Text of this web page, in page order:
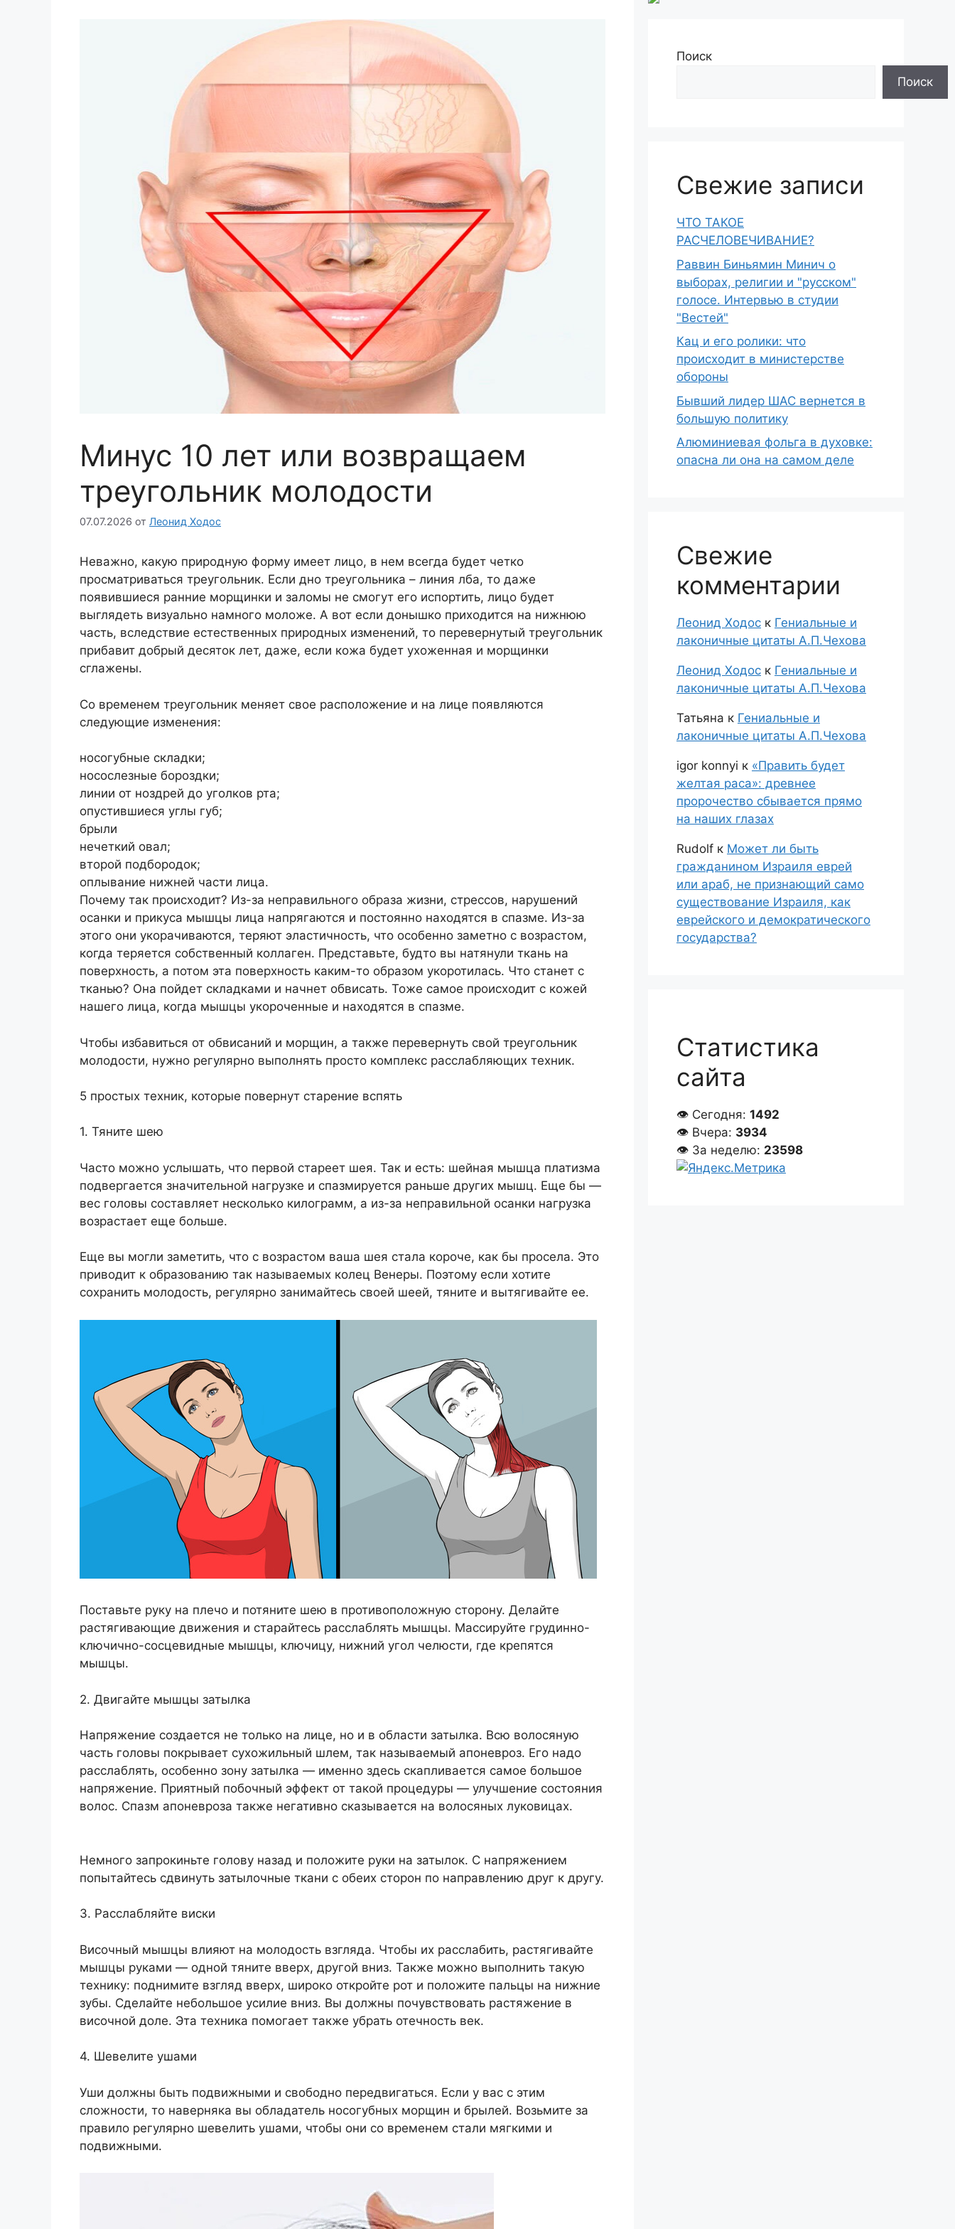
Минус 10 лет или возвращаем
треугольник молодости
07.07.2026 от Леонид Ходос
Неважно, какую природную форму имеет лицо, в нем всегда будет четко
просматриваться треугольник. Если дно треугольника – линия лба, то даже
появившиеся ранние морщинки и заломы не смогут его испортить, лицо будет
выглядеть визуально намного моложе. А вот если донышко приходится на нижнюю
часть, вследствие естественных природных изменений, то перевернутый треугольник
прибавит добрый десяток лет, даже, если кожа будет ухоженная и морщинки
сглажены.
Со временем треугольник меняет свое расположение и на лице появляются
следующие изменения:
носогубные складки;
носослезные бороздки;
линии от ноздрей до уголков рта;
опустившиеся углы губ;
брыли
нечеткий овал;
второй подбородок;
оплывание нижней части лица.
Почему так происходит? Из-за неправильного образа жизни, стрессов, нарушений
осанки и прикуса мышцы лица напрягаются и постоянно находятся в спазме. Из-за
этого они укорачиваются, теряют эластичность, что особенно заметно с возрастом,
когда теряется собственный коллаген. Представьте, будто вы натянули ткань на
поверхность, а потом эта поверхность каким-то образом укоротилась. Что станет с
тканью? Она пойдет складками и начнет обвисать. Тоже самое происходит с кожей
нашего лица, когда мышцы укороченные и находятся в спазме.
Чтобы избавиться от обвисаний и морщин, а также перевернуть свой треугольник
молодости, нужно регулярно выполнять просто комплекс расслабляющих техник.
5 простых техник, которые повернут старение вспять
1. Тяните шею
Часто можно услышать, что первой стареет шея. Так и есть: шейная мышца платизма
подвергается значительной нагрузке и спазмируется раньше других мышц. Еще бы —
вес головы составляет несколько килограмм, а из-за неправильной осанки нагрузка
возрастает еще больше.
Еще вы могли заметить, что с возрастом ваша шея стала короче, как бы просела. Это
приводит к образованию так называемых колец Венеры. Поэтому если хотите
сохранить молодость, регулярно занимайтесь своей шеей, тяните и вытягивайте ее.
Поставьте руку на плечо и потяните шею в противоположную сторону. Делайте
растягивающие движения и старайтесь расслаблять мышцы. Массируйте грудинно-
ключично-сосцевидные мышцы, ключицу, нижний угол челюсти, где крепятся
мышцы.
2. Двигайте мышцы затылка
Напряжение создается не только на лице, но и в области затылка. Всю волосяную
часть головы покрывает сухожильный шлем, так называемый апоневроз. Его надо
расслаблять, особенно зону затылка — именно здесь скапливается самое большое
напряжение. Приятный побочный эффект от такой процедуры — улучшение состояния
волос. Спазм апоневроза также негативно сказывается на волосяных луковицах.
Немного запрокиньте голову назад и положите руки на затылок. С напряжением
попытайтесь сдвинуть затылочные ткани с обеих сторон по направлению друг к другу.
3. Расслабляйте виски
Височный мышцы влияют на молодость взгляда. Чтобы их расслабить, растягивайте
мышцы руками — одной тяните вверх, другой вниз. Также можно выполнить такую
технику: поднимите взгляд вверх, широко откройте рот и положите пальцы на нижние
зубы. Сделайте небольшое усилие вниз. Вы должны почувствовать растяжение в
височной доле. Эта техника помогает также убрать отечность век.
4. Шевелите ушами
Уши должны быть подвижными и свободно передвигаться. Если у вас с этим
сложности, то наверняка вы обладатель носогубных морщин и брылей. Возьмите за
правило регулярно шевелить ушами, чтобы они со временем стали мягкими и
подвижными.
Поиск
Поиск
Свежие записи
ЧТО ТАКОЕ
РАСЧЕЛОВЕЧИВАНИЕ?
Раввин Биньямин Минич о
выборах, религии и "русском"
голосе. Интервью в студии
"Вестей"
Кац и его ролики: что
происходит в министерстве
обороны
Бывший лидер ШАС вернется в
большую политику
Алюминиевая фольга в духовке:
опасна ли она на самом деле
Свежие
комментарии
Леонид Ходос к Гениальные и
лаконичные цитаты А.П.Чехова
Леонид Ходос к Гениальные и
лаконичные цитаты А.П.Чехова
Татьяна к Гениальные и
лаконичные цитаты А.П.Чехова
igor konnyi к «Править будет
желтая раса»: древнее
пророчество сбывается прямо
на наших глазах
Rudolf к Может ли быть
гражданином Израиля еврей
или араб, не признающий само
существование Израиля, как
еврейского и демократического
государства?
Статистика
сайта
👁 Сегодня: 1492
👁 Вчера: 3934
👁 За неделю: 23598